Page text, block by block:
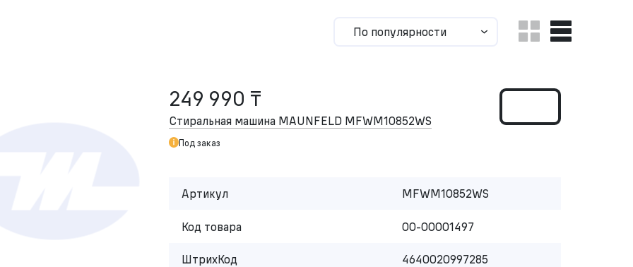
По популярности
249 990 ₸
Стиральная машина MAUNFELD MFWM10852WS
Под заказ
Артикул MFWM10852WS
Код товара 00-00001497
ШтрихКод 4640020997285